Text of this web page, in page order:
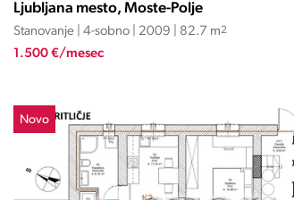
Ljubljana mesto, Moste-Polje
Stanovanje | 4-sobno | 2009 | 82.7 m2
1.500 €/mesec
Novo